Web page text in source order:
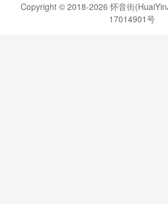
Copyright © 2018-2026 怀音街
17014901号